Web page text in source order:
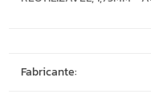
Fabricante: